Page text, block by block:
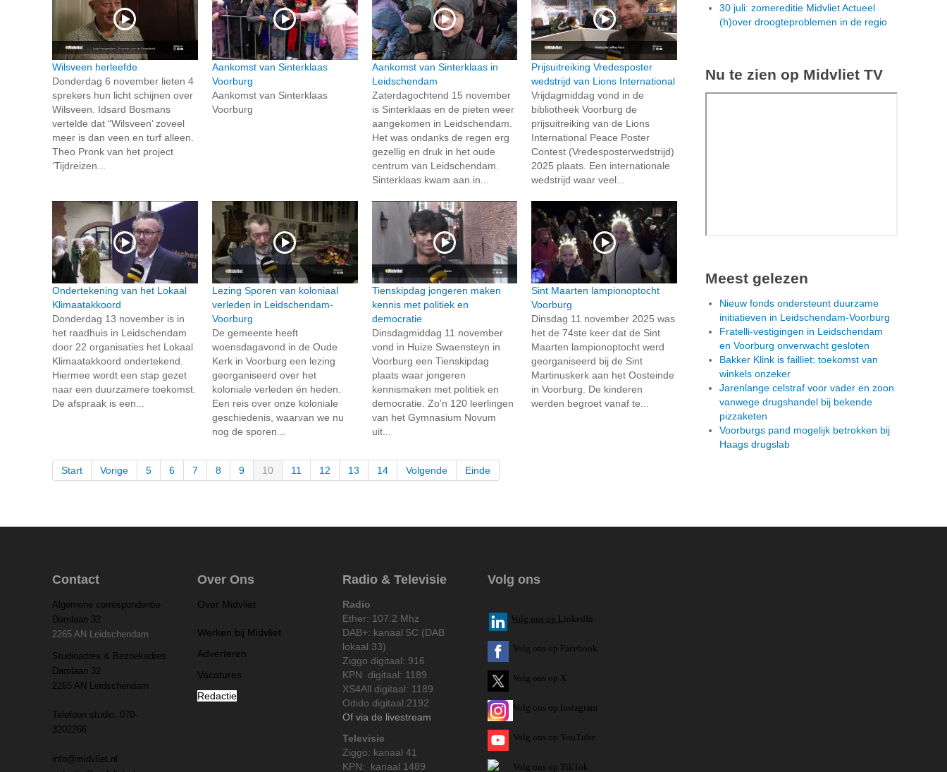
Wilsveen herleefde
Donderdag 6 november lieten 4
sprekers hun licht schijnen over
Wilsveen. Idsard Bosmans
vertelde dat “Wilsveen’ zoveel
meer is dan veen en turf alleen.
Theo Pronk van het project
‘Tijdreizen...
Aankomst van Sinterklaas
Voorburg
Aankomst van Sinterklaas
Voorburg
Aankomst van Sinterklaas in
Leidschendam
Zaterdagochtend 15 november
is Sinterklaas en de pieten weer
aangekomen in Leidschendam.
Het was ondanks de regen erg
gezellig en druk in het oude
centrum van Leidschendam.
Sinterklaas kwam aan in...
Prijsuitreiking Vredesposter
wedstrijd van Lions International
Vrijdagmiddag vond in de
bibliotheek Voorburg de
prijsuitreiking van de Lions
International Peace Poster
Contest (Vredesposterwedstrijd)
2025 plaats. Een internationale
wedstrijd waar veel...
Ondertekening van het Lokaal
Klimaatakkoord
Donderdag 13 november is in
het raadhuis in Leidschendam
door 22 organisaties het Lokaal
Klimaatakkoord ondertekend.
Hiermee wordt een stap gezet
naar een duurzamere toekomst.
De afspraak is een...
Lezing Sporen van koloniaal
verleden in Leidschendam-
Voorburg
De gemeente heeft
woensdagavond in de Oude
Kerk in Voorburg een lezing
georganiseerd over het
koloniale verleden én heden.
Een reis over onze koloniale
geschiedenis, waarvan we nu
nog de sporen...
Tienskipdag jongeren maken
kennis met politiek en
democratie
Dinsdagmiddag 11 november
vond in Huize Swaensteyn in
Voorburg een Tienskipdag
plaats waar jongeren
kennismaken met politiek en
democratie. Zo’n 120 leerlingen
van het Gymnasium Novum
uit...
Sint Maarten lampionoptocht
Voorburg
Dinsdag 11 november 2025 was
het de 74ste keer dat de Sint
Maarten lampionoptocht werd
georganiseerd bij de Sint
Martinuskerk aan het Oosteinde
in Voorburg. De kinderen
werden begroet vanaf te...
Start Vorige 5 6 7 8 9 10 11 12 13 14 Volgende Einde
30 juli: zomereditie Midvliet Actueel
(h)over droogteproblemen in de regio
Nu te zien op Midvliet TV
Meest gelezen
Nieuw fonds ondersteunt duurzame
initiatieven in Leidschendam-Voorburg
Fratelli-vestigingen in Leidschendam
en Voorburg onverwacht gesloten
Bakker Klink is failliet: toekomst van
winkels onzeker
Jarenlange celstraf voor vader en zoon
vanwege drugshandel bij bekende
pizzaketen
Voorburgs pand mogelijk betrokken bij
Haags drugslab
Contact
Algemene correspondentie
Damlaan 32
2265 AN Leidschendam
Studioadres & Bezoekadres
Damlaan 32
2265 AN Leidschendam
Telefoon studio: 070-
3202266
info@midvliet.nl
Over Ons
Over Midvliet
Werken bij Midvliet
Adverteren
Vacatures
Redactie
Radio & Televisie
Radio
Ether: 107.2 Mhz
DAB+: kanaal 5C (DAB
lokaal 33)
Ziggo digitaal: 916
KPN digitaal: 1189
XS4All digitaal: 1189
Odido digitaal:2192
Of via de livestream
Televisie
Ziggo: kanaal 41
KPN: kanaal 1489
Volg ons
Volg ons op L inkedIn
Volg ons op Facebook
Volg ons op X
Volg ons op Instagram
Volg ons op YouTube
Volg ons op TikTok